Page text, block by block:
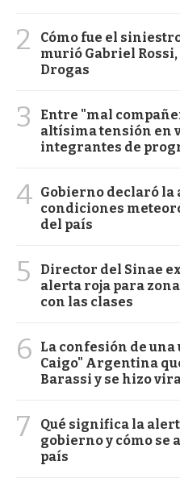
2
Cómo fue el
murió Gabriel
Drogas
3
Entre "mal
altísima tensión en
integrantes de
4 Gobierno declaró la
condiciones
del país
5
Director del Sinae
alerta roja para
con las clases
6
La confesión de
Caigo" Argentina
Barassi y se hizo
7
Qué significa la
gobierno y cómo se
país